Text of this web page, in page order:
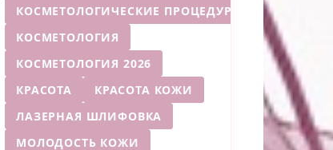
КОСМЕТОЛОГИЧЕСКИЕ ПРОЦЕДУРЫ
КОСМЕТОЛОГИЯ
КОСМЕТОЛОГИЯ 2026
КРАСОТА
КРАСОТА КОЖИ
ЛАЗЕРНАЯ ШЛИФОВКА
МОЛОДОСТЬ КОЖИ